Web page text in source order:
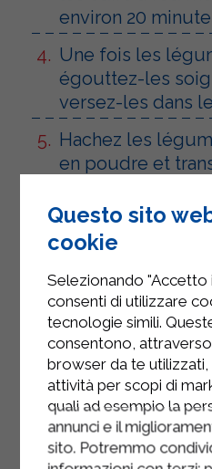
environ 20
Une fois les
égouttez-les
versez-les dans
Hachez les
en poudre et
Ajoutez la ricotta
chapelure, la noix
persil haché, la
extra vierge, le
Mélangez bien le
utilisez vos
approprié) pour
hamburgers de 5
diamètre, en les
plaque de
Questo sito
cookie
Selezionando "Accetto
consenti di utilizzare
tecnologie simili.
consentono,
browser da te
attività per scopi di
quali ad esempio la
annunci e il
sito. Potremmo